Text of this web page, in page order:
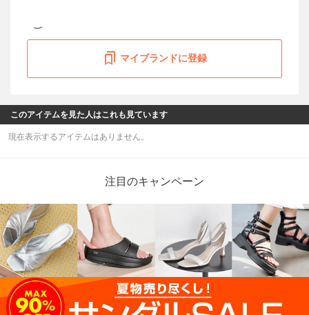
マイブランドに登録
このアイテムを見た人はこれも見ています
現在表示するアイテムはありません。
注目のキャンペーン